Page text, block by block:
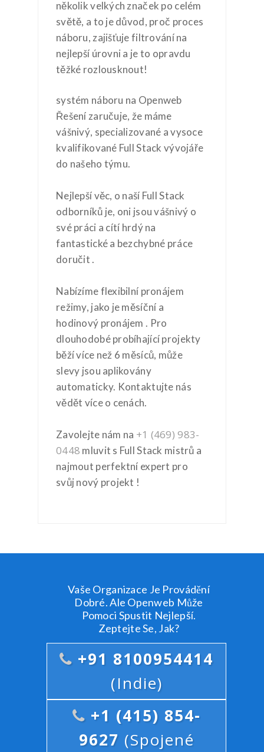
několik velkých značek po celém
světě, a to je důvod, proč proces
náboru, zajišťuje filtrování na
nejlepší úrovni a je to opravdu
těžké rozlousknout!
systém náboru na Openweb
Řešení zaručuje, že máme
vášnivý, specializované a vysoce
kvalifikované Full Stack vývojáře
do našeho týmu.
Nejlepší věc, o naší Full Stack
odborníků je, oni jsou vášnivý o
své práci a cítí hrdý na
fantastické a bezchybné práce
doručit .
Nabízíme flexibilní pronájem
režimy, jako je měsíční a
hodinový pronájem . Pro
dlouhodobé probíhající projekty
běží více než 6 měsíců, může
slevy jsou aplikovány
automaticky. Kontaktujte nás
vědět více o cenách.
Zavolejte nám na +1 (469) 983-
0448 mluvit s Full Stack mistrů a
najmout perfektní expert pro
svůj nový projekt !
Vaše Organizace Je Provádění
Dobré. Ale Openweb Může
Pomoci Spustit Nejlepší.
Zeptejte Se, Jak?
+91 8100954414
(Indie)
+1 (415) 854-
9627 (Spojené